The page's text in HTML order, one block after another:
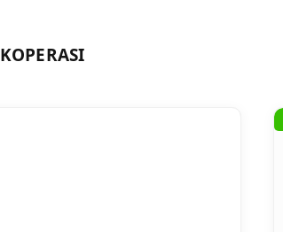
KOPERASI